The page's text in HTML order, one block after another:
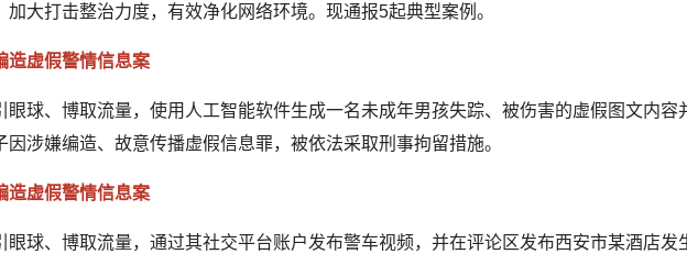
大打击整治力度，有效净化网络环境。现通报5起典型案例。
虚假警情信息案
、博取流量，使用人工智能软件生成一名未成年男孩失踪、被伤害的虚假图文内容
因涉嫌编造、故意传播虚假信息罪，被依法采取刑事拘留措施。
造虚假警情信息案
、博取流量，通过其社交平台账户发布警车视频，并在评论区发布西安市某酒店发